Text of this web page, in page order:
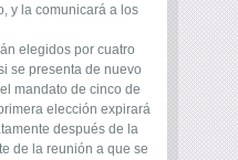
y la comunicará a los
elegidos por cuatro
se presenta de nuevo
mandato de cinco de
elección expirará
después de la
de la reunión a que se